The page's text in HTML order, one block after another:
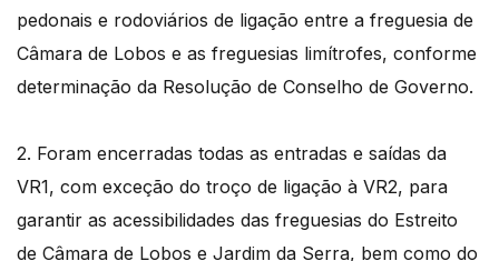
pedonais e rodoviários de ligação entre a freguesia de
Câmara de Lobos e as freguesias limítrofes, conforme
determinação da Resolução de Conselho de Governo.
2. Foram encerradas todas as entradas e saídas da
VR1, com exceção do troço de ligação à VR2, para
garantir as acessibilidades das freguesias do Estreito
de Câmara de Lobos e Jardim da Serra, bem como do